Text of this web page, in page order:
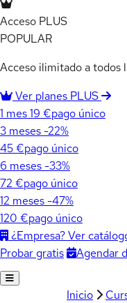
Acceso PLUS
POPULAR
Acceso ilimitado a todos
Ver planes PLUS
1 mes19 €pago único
3 meses -22%
45 €pago único
6 meses -33%
72 €pago único
12 meses -47%
120 €pago único
¿Empresa? Ver
Probar gratis
Agendar
Inicio